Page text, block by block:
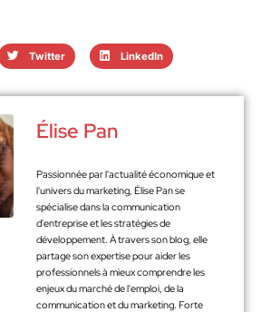
Twitter LinkedIn
Élise Pan
Passionnée par l'actualité économique et
l'univers du marketing, Élise Pan se
spécialise dans la communication
d'entreprise et les stratégies de
développement. À travers son blog, elle
partage son expertise pour aider les
professionnels à mieux comprendre les
enjeux du marché de l'emploi, de la
communication et du marketing. Forte